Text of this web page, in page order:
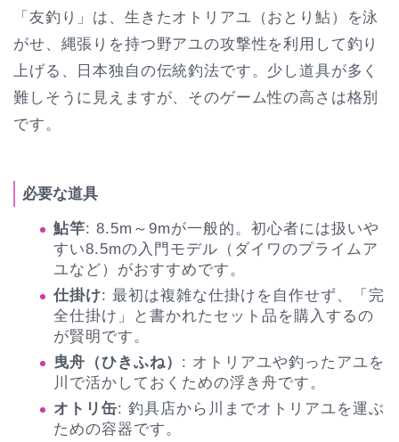
「友釣り」は、生きたオトリアユ（おとり鮎）を泳
がせ、縄張りを持つ野アユの攻撃性を利用して釣り
上げる、日本独自の伝統釣法です。少し道具が多く
難しそうに見えますが、そのゲーム性の高さは格別
です。
必要な道具
鮎竿: 8.5m～9mが一般的。初心者には扱いや
すい8.5mの入門モデル（ダイワのプライムア
ユなど）がおすすめです。
仕掛け: 最初は複雑な仕掛けを自作せず、「完
全仕掛け」と書かれたセット品を購入するの
が賢明です。
曳舟（ひきふね） : オトリアユや釣ったアユを
川で活かしておくための浮き舟です。
オトリ缶: 釣具店から川までオトリアユを運ぶ
ための容器です。